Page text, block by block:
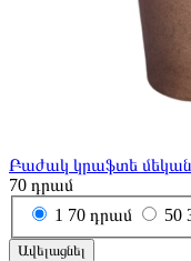
Բաժակ կրաֆտե
70 դրամ
1 70 դրամ 50
Ավելացնել